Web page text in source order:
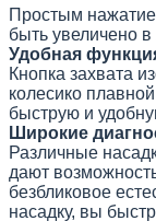
Простым
быть увеличено в
Удобная
Кнопка захвата
колесико
быструю и
Широкие
Различные
дают
безбликовое
насадку, вы